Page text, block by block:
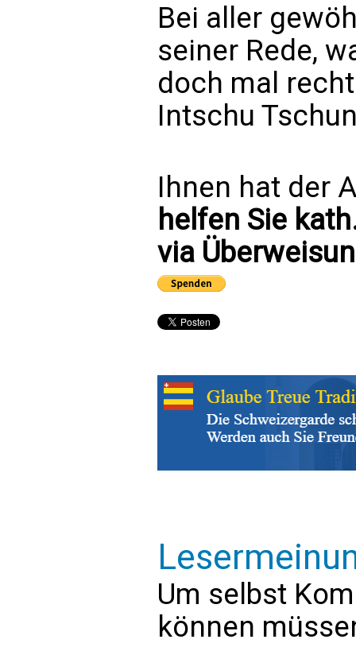
Bei aller
seiner Rede,
doch mal
Intschu
Ihnen hat der
helfen Sie
via
Um selbst
können